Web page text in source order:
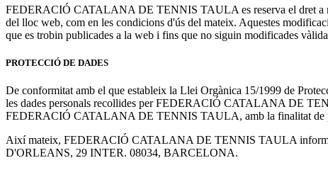
FEDERACIÓ CATALANA DE TENNIS TAULA es reserva el dret a
del lloc web, com en les condicions d'ús del mateix. Aquestes
que es trobin publicades a la web i fins que no siguin modificades
PROTECCIÓ DE DADES
De conformitat amb el que estableix la Llei Orgànica 15/1999 de
les dades personals recollides per FEDERACIÓ CATALANA DE
FEDERACIÓ CATALANA DE TENNIS TAULA, amb la finalitat de
Així mateix, FEDERACIÓ CATALANA DE TENNIS TAULA informa
D'ORLEANS, 29 INTER. 08034, BARCELONA.